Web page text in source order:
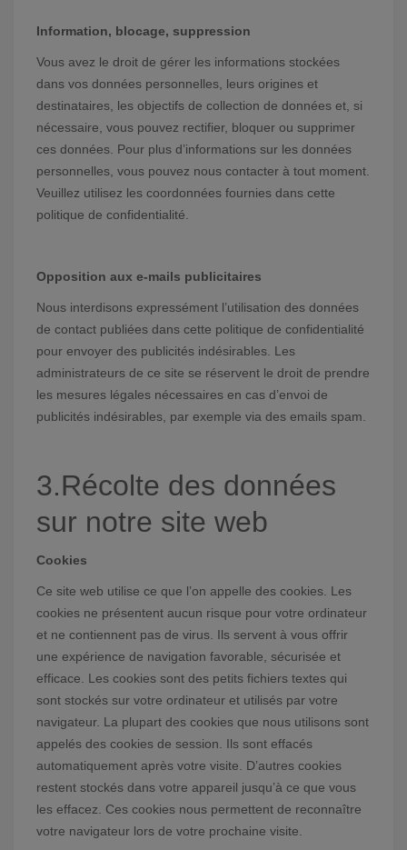
Information, blocage, suppression
Vous avez le droit de gérer les informations stockées
dans vos données personnelles, leurs origines et
destinataires, les objectifs de collection de données et, si
nécessaire, vous pouvez rectifier, bloquer ou supprimer
ces données. Pour plus d’informations sur les données
personnelles, vous pouvez nous contacter à tout moment.
Veuillez utilisez les coordonnées fournies dans cette
politique de confidentialité.
Opposition aux e-mails publicitaires
Nous interdisons expressément l’utilisation des données
de contact publiées dans cette politique de confidentialité
pour envoyer des publicités indésirables. Les
administrateurs de ce site se réservent le droit de prendre
les mesures légales nécessaires en cas d’envoi de
publicités indésirables, par exemple via des emails spam.
3.Récolte des données
sur notre site web
Cookies
Ce site web utilise ce que l’on appelle des cookies. Les
cookies ne présentent aucun risque pour votre ordinateur
et ne contiennent pas de virus. Ils servent à vous offrir
une expérience de navigation favorable, sécurisée et
efficace. Les cookies sont des petits fichiers textes qui
sont stockés sur votre ordinateur et utilisés par votre
navigateur. La plupart des cookies que nous utilisons sont
appelés des cookies de session. Ils sont effacés
automatiquement après votre visite. D’autres cookies
restent stockés dans votre appareil jusqu’à ce que vous
les effacez. Ces cookies nous permettent de reconnaître
votre navigateur lors de votre prochaine visite.